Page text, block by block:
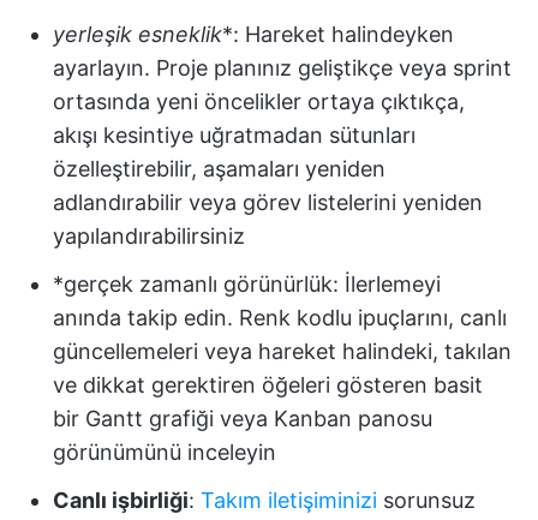
yerleşik esneklik*: Hareket halindeyken
ayarlayın. Proje planınız geliştikçe veya sprint
ortasında yeni öncelikler ortaya çıktıkça,
akışı kesintiye uğratmadan sütunları
özelleştirebilir, aşamaları yeniden
adlandırabilir veya görev listelerini yeniden
yapılandırabilirsiniz
*gerçek zamanlı görünürlük: İlerlemeyi
anında takip edin. Renk kodlu ipuçlarını, canlı
güncellemeleri veya hareket halindeki, takılan
ve dikkat gerektiren öğeleri gösteren basit
bir Gantt grafiği veya Kanban panosu
görünümünü inceleyin
Canlı işbirliği: Takım iletişiminizi sorunsuz